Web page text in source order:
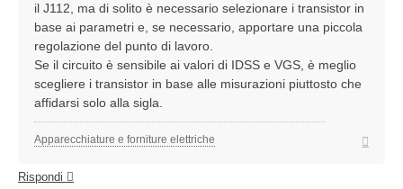
il J112, ma di solito è necessario selezionare i transistor in
base ai parametri e, se necessario, apportare una piccola
regolazione del punto di lavoro.
Se il circuito è sensibile ai valori di IDSS e VGS, è meglio
scegliere i transistor in base alle misurazioni piuttosto che
affidarsi solo alla sigla.
Apparecchiature e forniture elettriche
Rispondi